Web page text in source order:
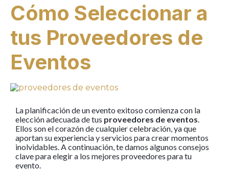
Cómo Seleccionar a
tus Proveedores de
Eventos
La planificación de un evento exitoso comienza con la
elección adecuada de tus proveedores de eventos.
Ellos son el corazón de cualquier celebración, ya que
aportan su experiencia y servicios para crear momentos
inolvidables. A continuación, te damos algunos consejos
clave para elegir a los mejores proveedores para tu
evento.